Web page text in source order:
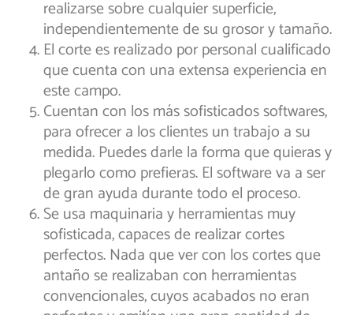
realizarse sobre cualquier superficie,
independientemente de su grosor y tamaño.
El corte es realizado por personal cualificado
que cuenta con una extensa experiencia en
este campo.
Cuentan con los más sofisticados softwares,
para ofrecer a los clientes un trabajo a su
medida. Puedes darle la forma que quieras y
plegarlo como prefieras. El software va a ser
de gran ayuda durante todo el proceso.
Se usa maquinaria y herramientas muy
sofisticada, capaces de realizar cortes
perfectos. Nada que ver con los cortes que
antaño se realizaban con herramientas
convencionales, cuyos acabados no eran